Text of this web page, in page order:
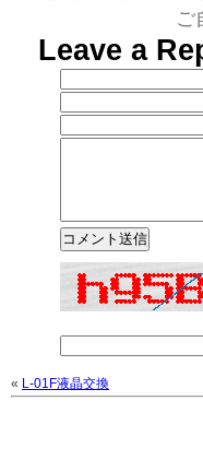
ご
Leave a
« L-01F液晶交換